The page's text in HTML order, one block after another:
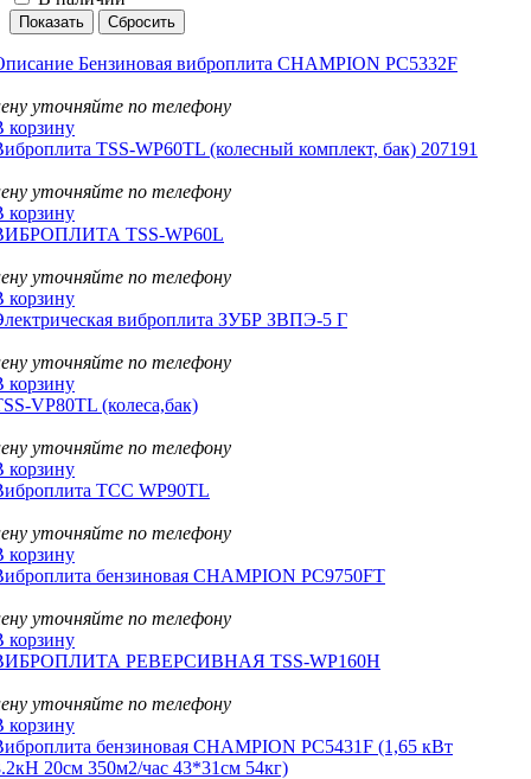
Бензиновая виброплита CHAMPION PC5332F
уточняйте по телефону
корзину
TSS-WP60TL (колесный комплект, бак) 207191
уточняйте по телефону
корзину
TSS-WP60L
уточняйте по телефону
корзину
виброплита ЗУБР ЗВПЭ-5 Г
уточняйте по телефону
корзину
VP80TL (колеса,бак)
уточняйте по телефону
корзину
ТСС WP90TL
уточняйте по телефону
корзину
бензиновая CHAMPION PC9750FT
уточняйте по телефону
корзину
РЕВЕРСИВНАЯ TSS-WP160H
уточняйте по телефону
корзину
бензиновая CHAMPION PC5431F (1,65 кВт
20см 350м2/час 43*31см 54кг)